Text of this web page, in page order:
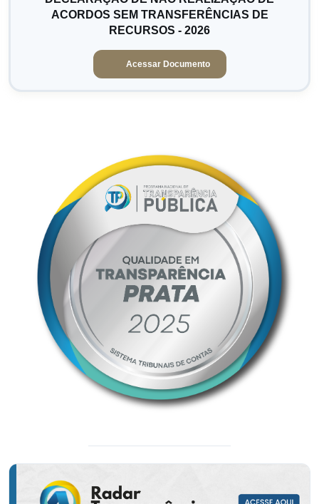
ACORDOS SEM TRANSFERÊNCIAS DE
RECURSOS - 2026
Acessar Documento